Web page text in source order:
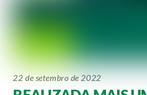
22 de setembro de 2022